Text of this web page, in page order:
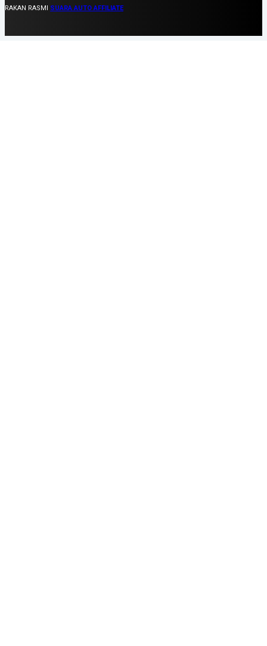
RAKAN RASMI SUARA AUTO AFFILIATE